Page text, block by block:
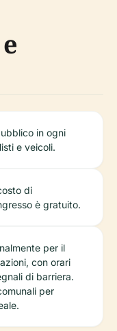
in ogni
e veicoli.
di
è gratuito.
per il
con orari
di barriera.
per